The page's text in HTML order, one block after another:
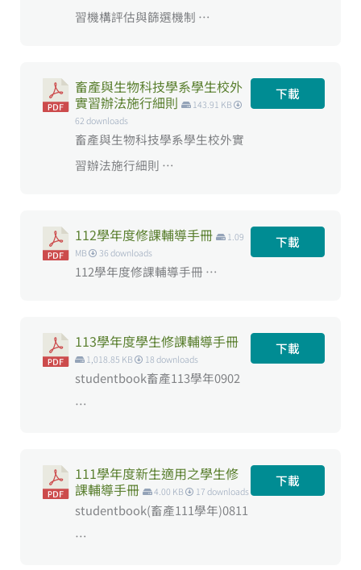
習機構評估與篩選機制 …
畜產與生物科技學系學生校外
實習辦法施行細則
143.91 KB
62 downloads
畜產與生物科技學系學生校外實
習辦法施行細則 …
下載
112學年度修課輔導手冊
1.09
MB
36 downloads
112學年度修課輔導手冊 …
下載
113學年度學生修課輔導手冊
1,018.85 KB 18 downloads
studentbook畜產113學年0902
…
下載
111學年度新生適用之學生修
課輔導手冊
4.00 KB 17 downloads
studentbook(畜產111學年)0811
…
下載